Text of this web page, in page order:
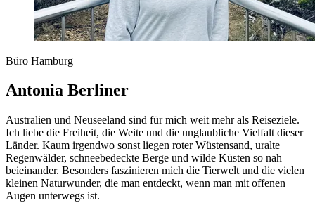
Büro Hamburg
Antonia Berliner
Australien und Neuseeland sind für mich weit mehr als Reiseziele.
Ich liebe die Freiheit, die Weite und die unglaubliche Vielfalt dieser
Länder. Kaum irgendwo sonst liegen roter Wüstensand, uralte
Regenwälder, schneebedeckte Berge und wilde Küsten so nah
beieinander. Besonders faszinieren mich die Tierwelt und die vielen
kleinen Naturwunder, die man entdeckt, wenn man mit offenen
Augen unterwegs ist.